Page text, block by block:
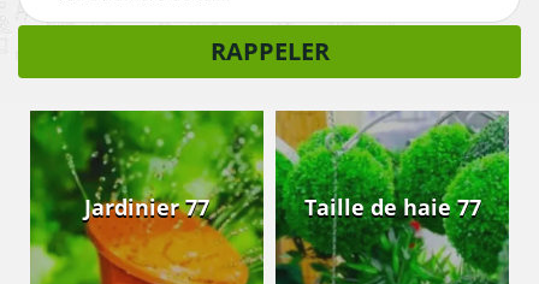
Jardinier 77 Taille de haie 77